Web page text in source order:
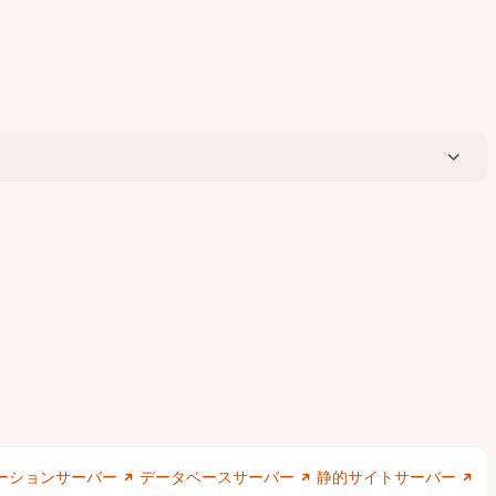
ションサーバー データベースサーバー 静的サイトサーバー